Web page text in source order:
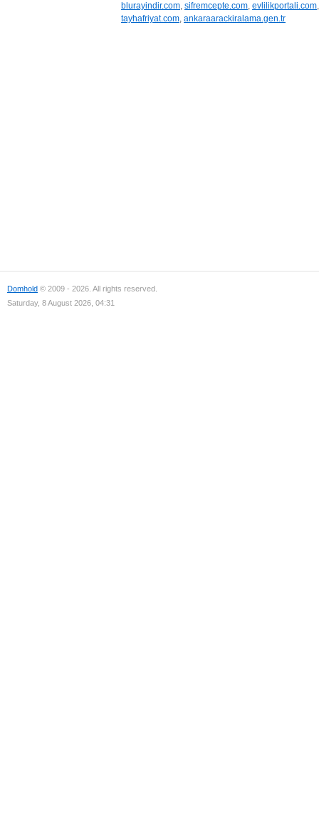
blurayindir.com, sifremcepte.com, evlilikportali.com
tayhafriyat.com, ankaraarackiralama.gen.tr
Domhold © 2009 - 2026. All rights reserved.
Saturday, 8 August 2026, 04:31